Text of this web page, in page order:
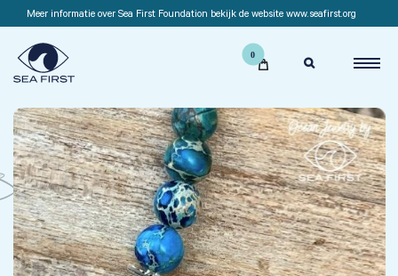
Meer informatie over Sea First Foundation bekijk de website www.seafirst.org
